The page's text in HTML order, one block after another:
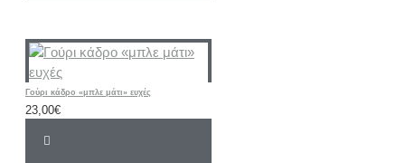
Γούρι κάδρο «μπλε μάτι» ευχές
23,00€